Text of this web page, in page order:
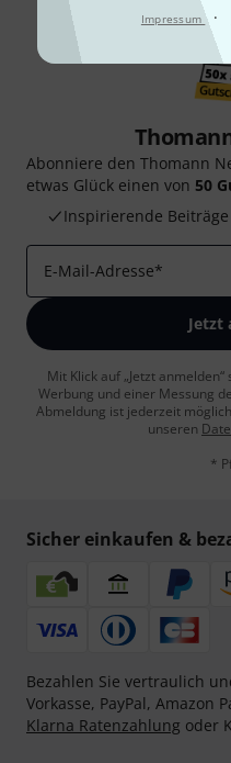
Impressum ·
Abonniere den Thomann
etwas Glück einen von 50
Inspirierende Beiträge
E-Mail-Adresse*
Jetzt
Mit Klick auf „Jetzt
Werbung und einer Messung
Abmeldung ist jederzeit
unseren
*
Sicher einkaufen &
Bezahlen Sie vertraulich
Vorkasse, PayPal, Amazon
Klarna Ratenzahlung oder